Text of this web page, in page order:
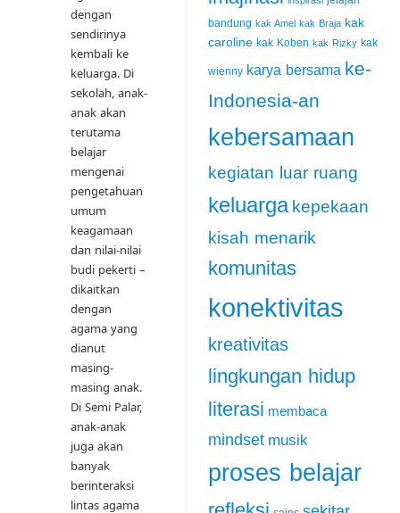
dengan
sendirinya
kembali ke
keluarga. Di
sekolah, anak-
anak akan
terutama
belajar
mengenai
pengetahuan
umum
keagamaan
dan nilai-nilai
budi pekerti –
dikaitkan
dengan
agama yang
dianut
masing-
masing anak.
Di Semi Palar,
anak-anak
juga akan
banyak
berinteraksi
lintas agama
bandung kak Amel kak Braja kak
caroline kak Koben kak Rizky kak
wienny karya bersama ke-
Indonesia-an
kebersamaan
kegiatan luar ruang
keluarga kepekaan
kisah menarik
komunitas
konektivitas
kreativitas
lingkungan hidup
literasi membaca
mindset musik
proses belajar